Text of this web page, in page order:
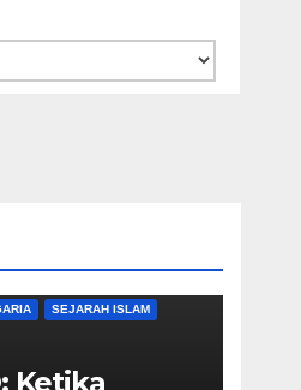
DUNIA ISLAM
SEJARAH ISLAM
Ketika